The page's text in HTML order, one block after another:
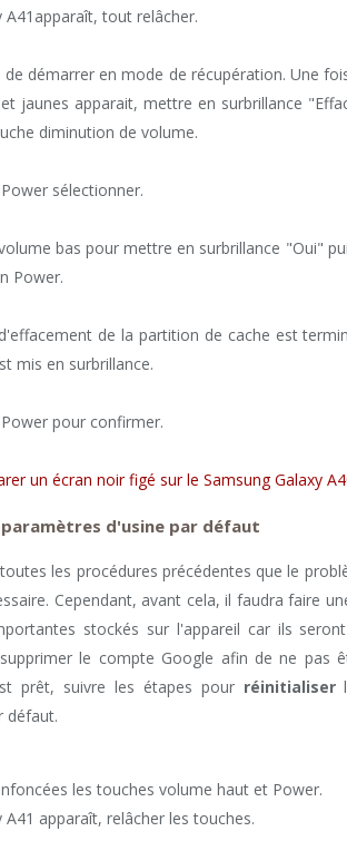
A41apparaît, tout relâcher.
démarrer en mode de récupération. Une
jaunes apparait, mettre en surbrillance
diminution de volume.
sélectionner.
bas pour mettre en surbrillance "Oui"
Power.
de la partition de cache est
mis en surbrillance.
pour confirmer.
un écran noir figé sur le Samsung Galaxy
d'usine par défaut
les procédures précédentes que le
Cependant, avant cela, il faudra faire
stockés sur l'appareil car ils
le compte Google afin de ne pas
prêt, suivre les étapes pour réinitialiser
défaut.
les touches volume haut et Power.
apparaît, relâcher les touches.